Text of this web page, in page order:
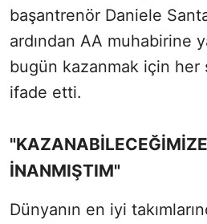
başantrenör Daniele
ardından AA muhabirine
bugün kazanmak için
ifade etti.
İNANMIŞTIM"
Dünyanın en iyi